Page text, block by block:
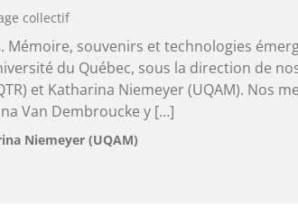
collectif
Mémoire, souvenirs et technologies
du Québec, sous la direction de
et Katharina Niemeyer (UQAM). Nos
Van Dembroucke y […]
Niemeyer (UQAM)